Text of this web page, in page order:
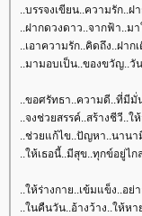
..บรรจงเขียน..ความรัก..ฝ
..ฝากดวงดาว..จากฟ้า..มา
..เอาความรัก..คิดถึง..ฝาก
..มามอบเป็น..ของขวัญ..วัน
..ขอศรัทธา..ความดี..ที่มีมั่
..จงช่วยสรรค์..สร้างชีวี..ใ
..ช่วยแก้ไข..ปัญหา..นานา
..ให้เธอนี้..มีสุข..ทุกข์อยู่ไก
..ให้ร่างกาย..เข้มแข็ง..อย่
..ในคืนวัน..อ้างว้าง..ให้หา